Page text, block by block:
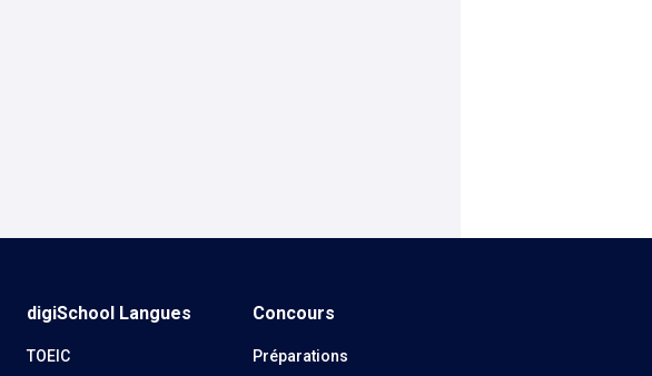
digiSchool Langues
TOEIC
Concours
Préparations